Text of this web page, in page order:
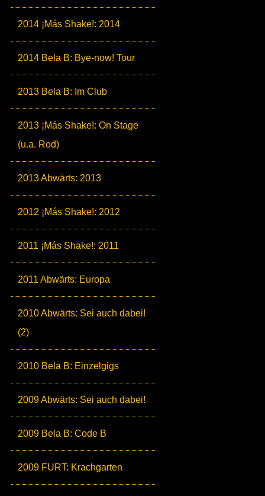
2014 ¡Más Shake!: 2014
2014 Bela B: Bye-now! Tour
2013 Bela B: Im Club
2013 ¡Más Shake!: On Stage
(u.a. Rod)
2013 Abwärts: 2013
2012 ¡Más Shake!: 2012
2011 ¡Más Shake!: 2011
2011 Abwärts: Europa
2010 Abwärts: Sei auch dabei!
(2)
2010 Bela B: Einzelgigs
2009 Abwärts: Sei auch dabei!
2009 Bela B: Code B
2009 FURT: Krachgarten